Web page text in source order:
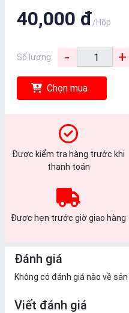
40,000 đ/Hộp
Số lượng: - +
Chọn mua
Được kiểm tra hàng trước khi
thanh toán
Được hẹn trước giờ giao hàng
Đánh giá
Không có đánh giá nào về
Viết đánh giá